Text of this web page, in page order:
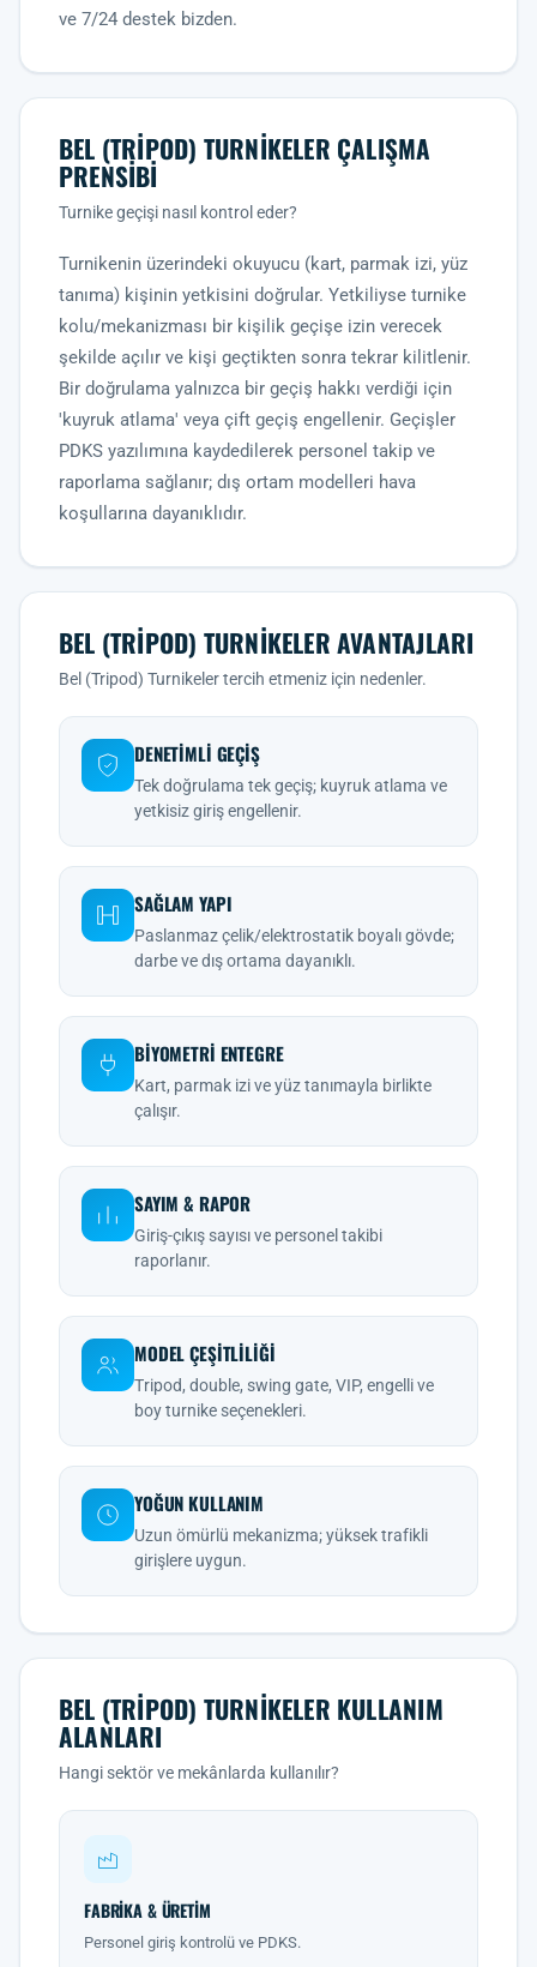
ve 7/24 destek bizden.
BEL (TRIPOD) TURNIKELER ÇALIŞMA
PRENSIBI
Turnike geçişi nasıl kontrol eder?
Turnikenin üzerindeki okuyucu (kart, parmak izi, yüz
tanıma) kişinin yetkisini doğrular. Yetkiliyse turnike
kolu/mekanizması bir kişilik geçişe izin verecek
şekilde açılır ve kişi geçtikten sonra tekrar kilitlenir.
Bir doğrulama yalnızca bir geçiş hakkı verdiği için
'kuyruk atlama' veya çift geçiş engellenir. Geçişler
PDKS yazılımına kaydedilerek personel takip ve
raporlama sağlanır; dış ortam modelleri hava
koşullarına dayanıklıdır.
BEL (TRIPOD) TURNIKELER AVANTAJLARI
Bel (Tripod) Turnikeler tercih etmeniz için nedenler.
DENETIMLI GEÇIŞ
Tek doğrulama tek geçiş; kuyruk atlama ve
yetkisiz giriş engellenir.
SAĞLAM YAPI
Paslanmaz çelik/elektrostatik boyalı gövde;
darbe ve dış ortama dayanıklı.
BIYOMETRI ENTEGRE
Kart, parmak izi ve yüz tanımayla birlikte
çalışır.
SAYIM & RAPOR
Giriş-çıkış sayısı ve personel takibi
raporlanır.
MODEL ÇEŞITLILIĞI
Tripod, double, swing gate, VIP, engelli ve
boy turnike seçenekleri.
YOĞUN KULLANIM
Uzun ömürlü mekanizma; yüksek trafikli
girişlere uygun.
BEL (TRIPOD) TURNIKELER KULLANIM
ALANLARI
Hangi sektör ve mekânlarda kullanılır?
FABRIKA & ÜRETIM
Personel giriş kontrolü ve PDKS.